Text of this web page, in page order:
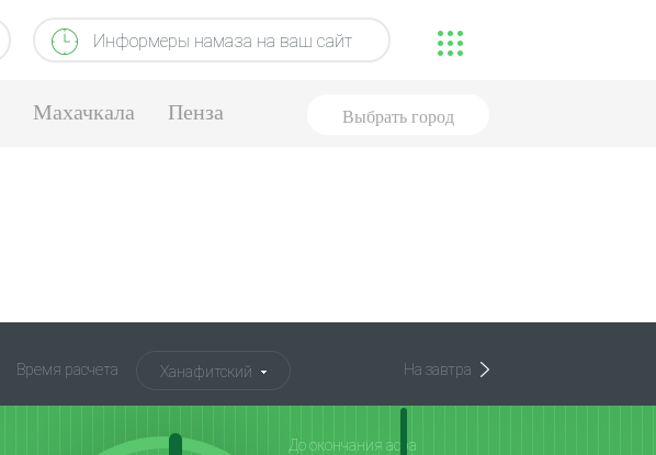
Информеры намаза на ваш сайт
Махачкала Пенза Выбрать город
Время расчета Ханафитский На завтра
До окончания асра